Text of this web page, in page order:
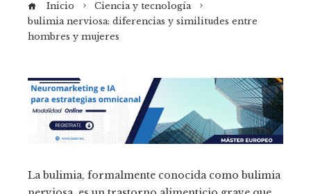
Inicio
Ciencia y tecnología
bulimia nerviosa: diferencias y similitudes entre
hombres y mujeres
La bulimia, formalmente conocida como bulimia